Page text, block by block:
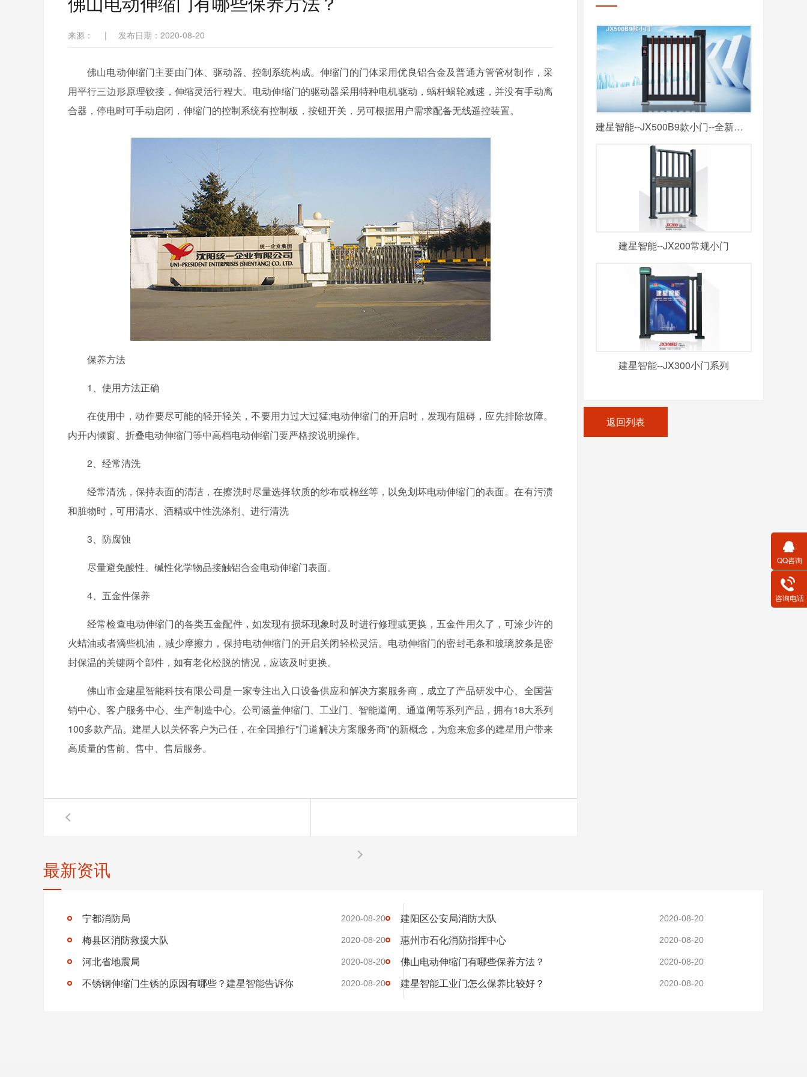
来源： | 发布日期：2020-08-20
佛山电动伸缩门主要由门体、驱动器、控制系统构成。伸缩门的门体采用优良铝合金及普通方管管材制作，采
用平行三边形原理铰接，伸缩灵活行程大。电动伸缩门的驱动器采用特种电机驱动，蜗杆蜗轮减速，并没有手动离
合器，停电时可手动启闭，伸缩门的控制系统有控制板，按钮开关，另可根据用户需求配备无线遥控装置。
保养方法
1、使用方法正确
在使用中，动作要尽可能的轻开轻关，不要用力过大过猛;电动伸缩门的开启时，发现有阻碍，应先排除故障。
内开内倾窗、折叠电动伸缩门等中高档电动伸缩门要严格按说明操作。
2、经常清洗
经常清洗，保持表面的清洁，在擦洗时尽量选择软质的纱布或棉丝等，以免划坏电动伸缩门的表面。在有污渍
和脏物时，可用清水、酒精或中性洗涤剂、进行清洗
3、防腐蚀
尽量避免酸性、碱性化学物品接触铝合金电动伸缩门表面。
4、五金件保养
经常检查电动伸缩门的各类五金配件，如发现有损坏现象时及时进行修理或更换，五金件用久了，可涂少许的
火蜡油或者滴些机油，减少摩擦力，保持电动伸缩门的开启关闭轻松灵活。电动伸缩门的密封毛条和玻璃胶条是密
封保温的关键两个部件，如有老化松脱的情况，应该及时更换。
佛山市金建星智能科技有限公司是一家专注出入口设备供应和解决方案服务商，成立了产品研发中心、全国营
销中心、客户服务中心、生产制造中心。公司涵盖伸缩门、工业门、智能道闸、通道闸等系列产品，拥有18大系列
100多款产品。建星人以关怀客户为己任，在全国推行"门道解决方案服务商"的新概念，为愈来愈多的建星用户带来
高质量的售前、售中、售后服务。
建星智能--JX500B9款小门--全新款式
建星智能--JX200常规小门
建星智能--JX300小门系列
返回列表
最新资讯
宁都消防局 2020-08-20
梅县区消防救援大队 2020-08-20
建阳区公安局消防大队 2020-08-20
惠州市石化消防指挥中心 2020-08-20
河北省地震局 2020-08-20
不锈钢伸缩门生锈的原因有哪些？建星智能告诉你 2020-08-20
佛山电动伸缩门有哪些保养方法？ 2020-08-20
建星智能工业门怎么保养比较好？ 2020-08-20
QQ咨询
咨询电话